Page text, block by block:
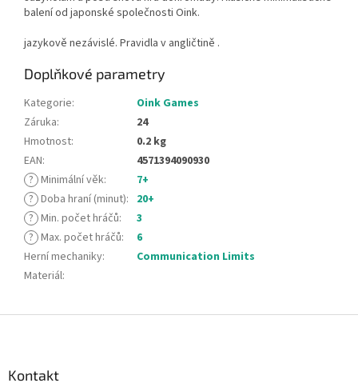
balení od japonské společnosti Oink.
jazykově nezávislé. Pravidla v angličtině .
Doplňkové parametry
Kategorie:
Oink Games
Záruka:
24
Hmotnost:
0.2 kg
EAN:
4571394090930
? Minimální věk:
7+
? Doba hraní (minut): 20+
? Min. počet hráčů:
3
? Max. počet hráčů:
6
Herní mechaniky:
Communication Limits
Materiál:
Kontakt